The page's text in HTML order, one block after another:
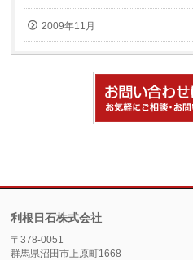
2009年11月
利根日石株式会社
〒378-0051
群馬県沼田市上原町1668